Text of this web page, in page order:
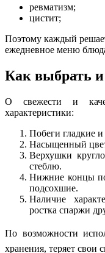
ревматизм;
цистит;
Поэтому каждый
ежедневное меню
Как выбрать
О свежести и
характеристики:
Побеги гладкие
Насыщенный
Верхушки
стеблю.
Нижние концы
подсохшие.
Наличие
ростка спаржи
По возможности
хранения, теряет свои